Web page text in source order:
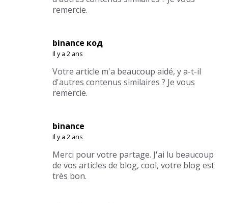
remercie.
binance код
Il y a 2 ans
Votre article m'a beaucoup aidé, y a-t-il
d'autres contenus similaires ? Je vous
remercie.
binance
Il y a 2 ans
Merci pour votre partage. J'ai lu beaucoup
de vos articles de blog, cool, votre blog est
très bon.